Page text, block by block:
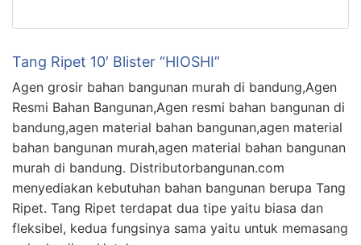
Tang Ripet 10′ Blister “HIOSHI”
Agen grosir bahan bangunan murah di bandung,Agen
Resmi Bahan Bangunan,Agen resmi bahan bangunan di
bandung,agen material bahan bangunan,agen material
bahan bangunan murah,agen material bahan bangunan
murah di bandung. Distributorbangunan.com
menyediakan kebutuhan bahan bangunan berupa Tang
Ripet. Tang Ripet terdapat dua tipe yaitu biasa dan
fleksibel, kedua fungsinya sama yaitu untuk memasang